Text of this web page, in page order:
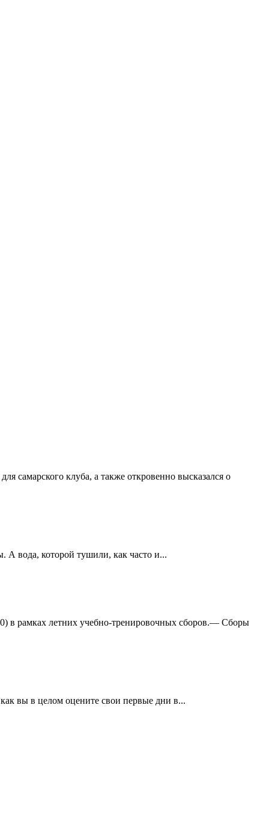
самарского клуба, а также откровенно высказался о
вода, которой тушили, как часто и...
в рамках летних учебно-тренировочных сборов.— Сборы
вы в целом оцените свои первые дни в...